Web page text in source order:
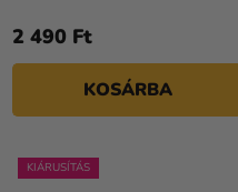
2 490 Ft
KOSÁRBA
KIÁRUSÍTÁS